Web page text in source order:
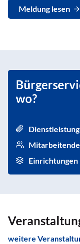
Meldung lesen
wo?
Mitarbeitende
Einrichtungen
weitere